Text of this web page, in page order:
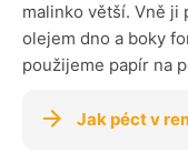
malinko větší. Vně ji
olejem dno a boky
použijeme papír na
Jak péct v